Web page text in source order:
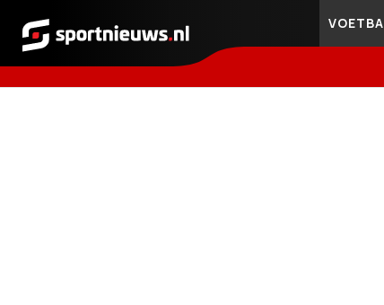
Sportnieuws.nl